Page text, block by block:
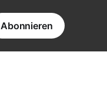
Abonnieren